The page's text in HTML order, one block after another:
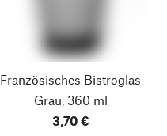
Französisches Bistroglas
Grau, 360 ml
3,70 €